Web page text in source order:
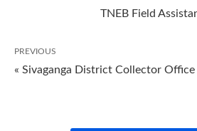
TNEB Field
PREVIOUS
« Sivaganga District Collector